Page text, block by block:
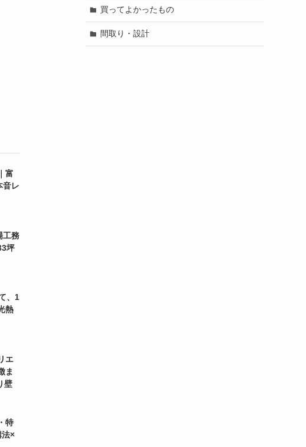
買ってよかったもの
間取り・設計
富
音レ
工務
坪
、1
熱
エ
ま
壁
特
法×